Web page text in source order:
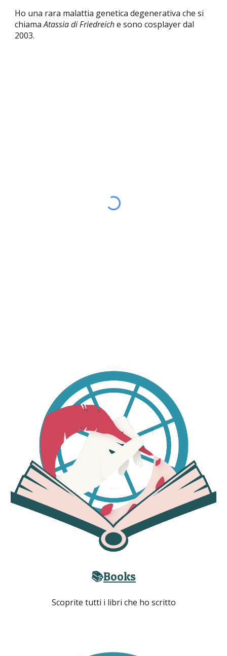
Ho una rara malattia genetica degenerativa che si
chiamaAtassia di Friedreiche sono cosplayer dal
2003.
📚Books
Scoprite tutti i libri che ho scritto